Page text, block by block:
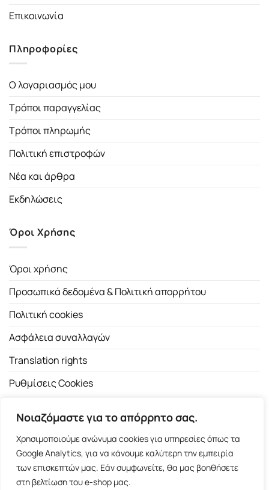
Νοιαζόμαστε για το απόρρητο σας.
Χρησιμοποιούμε ανώνυμα cookies για υπηρεσίες όπως τα
Google Analytics, για να κάνουμε καλύτερη την εμπειρία
των επισκεπτών μας. Εάν συμφωνείτε, θα μας βοηθήσετε
στη βελτίωση του e-shop μας.
Επικοινωνία
Πληροφορίες
Ο λογαριασμός μου
Τρόποι παραγγελίας
Τρόποι πληρωμής
Πολιτική επιστροφών
Νέα και άρθρα
Εκδηλώσεις
Όροι Χρήσης
Όροι χρήσης
Προσωπικά δεδομένα & Πολιτική απορρήτου
Πολιτική cookies
Ασφάλεια συναλλαγών
Translation rights
Ρυθμίσεις Cookies
Copyright 2026 ©Εκδοτικός Οίκος Α.Α. Λιβάνη| All rights
reserved.